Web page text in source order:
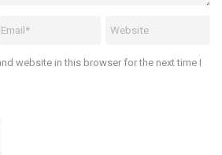
website in this browser for the next time I